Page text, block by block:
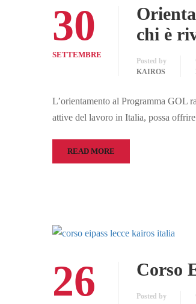
30
SETTEMBRE
chi è
Posted by
KAIROS
L’orientamento al Programma GOL
attive del lavoro in Italia, possa
READ MORE
26 Corso
Posted by